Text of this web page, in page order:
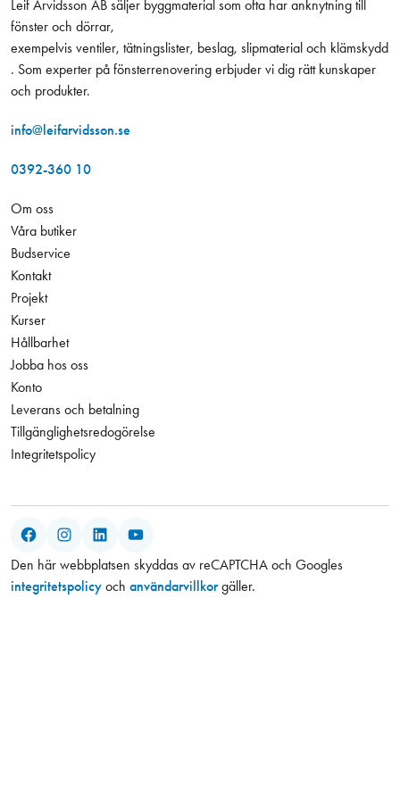
Leif Arvidsson AB säljer byggmaterial som ofta har anknytning till
fönster och dörrar,
exempelvis ventiler, tätningslister, beslag, slipmaterial och klämskydd
. Som experter på fönsterrenovering erbjuder vi dig rätt kunskaper
och produkter.
info@leifarvidsson.se
0392-360 10
Om oss
Våra butiker
Budservice
Kontakt
Projekt
Kurser
Hållbarhet
Jobba hos oss
Konto
Leverans och betalning
Tillgänglighetsredogörelse
Integritetspolicy
Facebook
Instagram
LinkedIn
Den här webbplatsen skyddas av reCAPTCHA och Googles
integritetspolicy och användarvillkorgäller.